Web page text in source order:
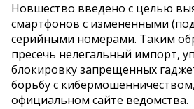
Новшество введено с целью
смартфонов с измененными
серийными номерами. Таким
пресечь нелегальный импорт,
блокировку запрещенных
борьбу с
официальном сайте ведомства.